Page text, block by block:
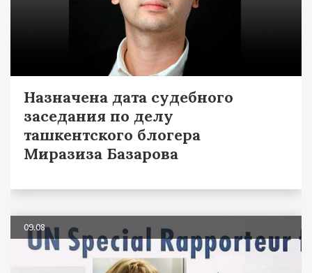
Назначена дата судебного
заседания по делу
ташкентского блогера
Миразиза Базарова
09.08